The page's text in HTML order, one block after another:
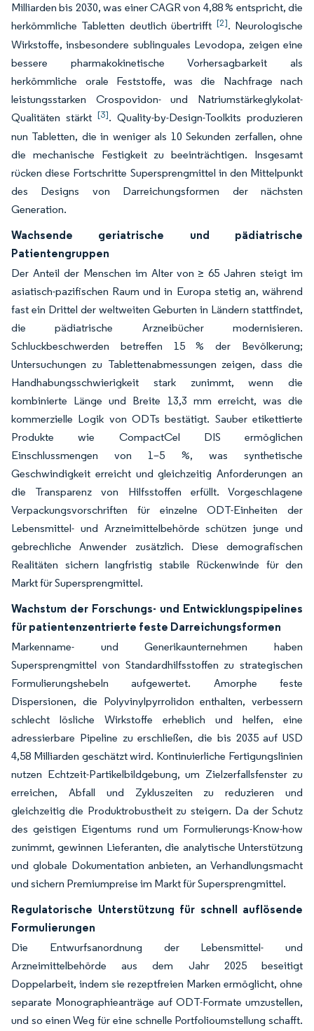
Milliarden bis 2030, was einer CAGR von 4,88 % entspricht, die
herkömmliche Tabletten deutlich übertrifft [2]. Neurologische
Wirkstoffe, insbesondere sublinguales Levodopa, zeigen eine
bessere pharmakokinetische Vorhersagbarkeit als
herkömmliche orale Feststoffe, was die Nachfrage nach
leistungsstarken Crospovidon- und Natriumstärkeglykolat-
Qualitäten stärkt [3]. Quality-by-Design-Toolkits produzieren
nun Tabletten, die in weniger als 10 Sekunden zerfallen, ohne
die mechanische Festigkeit zu beeinträchtigen. Insgesamt
rücken diese Fortschritte Supersprengmittel in den Mittelpunkt
des Designs von Darreichungsformen der nächsten
Generation.
Wachsende geriatrische und pädiatrische
Patientengruppen
Der Anteil der Menschen im Alter von ≥ 65 Jahren steigt im
asiatisch-pazifischen Raum und in Europa stetig an, während
fast ein Drittel der weltweiten Geburten in Ländern stattfindet,
die pädiatrische Arzneibücher modernisieren.
Schluckbeschwerden betreffen 15 % der Bevölkerung;
Untersuchungen zu Tablettenabmessungen zeigen, dass die
Handhabungsschwierigkeit stark zunimmt, wenn die
kombinierte Länge und Breite 13,3 mm erreicht, was die
kommerzielle Logik von ODTs bestätigt. Sauber etikettierte
Produkte wie CompactCel DIS ermöglichen
Einschlussmengen von 1–5 %, was synthetische
Geschwindigkeit erreicht und gleichzeitig Anforderungen an
die Transparenz von Hilfsstoffen erfüllt. Vorgeschlagene
Verpackungsvorschriften für einzelne ODT-Einheiten der
Lebensmittel- und Arzneimittelbehörde schützen junge und
gebrechliche Anwender zusätzlich. Diese demografischen
Realitäten sichern langfristig stabile Rückenwinde für den
Markt für Supersprengmittel.
Wachstum der Forschungs- und Entwicklungspipelines
für patientenzentrierte feste Darreichungsformen
Markenname- und Generikaunternehmen haben
Supersprengmittel von Standardhilfsstoffen zu strategischen
Formulierungshebeln aufgewertet. Amorphe feste
Dispersionen, die Polyvinylpyrrolidon enthalten, verbessern
schlecht lösliche Wirkstoffe erheblich und helfen, eine
adressierbare Pipeline zu erschließen, die bis 2035 auf USD
4,58 Milliarden geschätzt wird. Kontinuierliche Fertigungslinien
nutzen Echtzeit-Partikelbildgebung, um Zielzerfallsfenster zu
erreichen, Abfall und Zykluszeiten zu reduzieren und
gleichzeitig die Produktrobustheit zu steigern. Da der Schutz
des geistigen Eigentums rund um Formulierungs-Know-how
zunimmt, gewinnen Lieferanten, die analytische Unterstützung
und globale Dokumentation anbieten, an Verhandlungsmacht
und sichern Premiumpreise im Markt für Supersprengmittel.
Regulatorische Unterstützung für schnell auflösende
Formulierungen
Die Entwurfsanordnung der Lebensmittel- und
Arzneimittelbehörde aus dem Jahr 2025 beseitigt
Doppelarbeit, indem sie rezeptfreien Marken ermöglicht, ohne
separate Monographieanträge auf ODT-Formate umzustellen,
und so einen Weg für eine schnelle Portfolioumstellung schafft.